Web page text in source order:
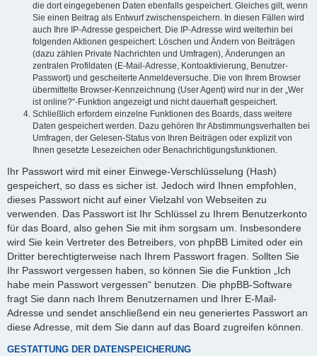
die dort eingegebenen Daten ebenfalls gespeichert. Gleiches gilt, wenn
Sie einen Beitrag als Entwurf zwischenspeichern. In diesen Fällen wird
auch Ihre IP-Adresse gespeichert. Die IP-Adresse wird weiterhin bei
folgenden Aktionen gespeichert: Löschen und Ändern von Beiträgen
(dazu zählen Private Nachrichten und Umfragen), Änderungen an
zentralen Profildaten (E-Mail-Adresse, Kontoaktivierung, Benutzer-
Passwort) und gescheiterte Anmeldeversuche. Die von Ihrem Browser
übermittelte Browser-Kennzeichnung (User Agent) wird nur in der „Wer
ist online?“-Funktion angezeigt und nicht dauerhaft gespeichert.
Schließlich erfordern einzelne Funktionen des Boards, dass weitere
Daten gespeichert werden. Dazu gehören Ihr Abstimmungsverhalten bei
Umfragen, der Gelesen-Status von Ihren Beiträgen oder explizit von
Ihnen gesetzte Lesezeichen oder Benachrichtigungsfunktionen.
Ihr Passwort wird mit einer Einwege-Verschlüsselung (Hash)
gespeichert, so dass es sicher ist. Jedoch wird Ihnen empfohlen,
dieses Passwort nicht auf einer Vielzahl von Webseiten zu
verwenden. Das Passwort ist Ihr Schlüssel zu Ihrem Benutzerkonto
für das Board, also gehen Sie mit ihm sorgsam um. Insbesondere
wird Sie kein Vertreter des Betreibers, von phpBB Limited oder ein
Dritter berechtigterweise nach Ihrem Passwort fragen. Sollten Sie
Ihr Passwort vergessen haben, so können Sie die Funktion „Ich
habe mein Passwort vergessen“ benutzen. Die phpBB-Software
fragt Sie dann nach Ihrem Benutzernamen und Ihrer E-Mail-
Adresse und sendet anschließend ein neu generiertes Passwort an
diese Adresse, mit dem Sie dann auf das Board zugreifen können.
GESTATTUNG DER DATENSPEICHERUNG